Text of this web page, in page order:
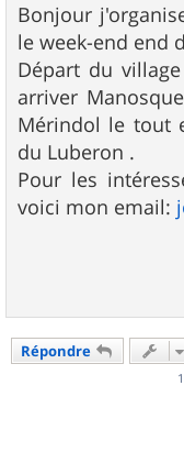
s
s
a
g
e
Bonjour
le week-end end
Départ du
arriver
Mérindol le tout
du Luberon .
Pour les
voici mon email:
Répondre